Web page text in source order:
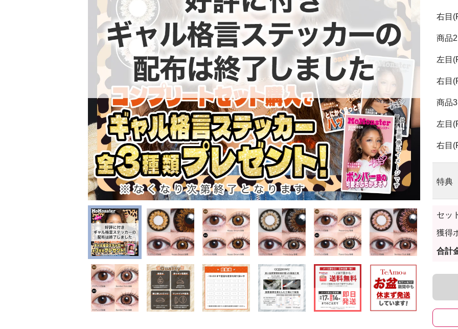
右目
商品2
左目
右目
商品3
左目
右目
特典
セッ
獲得
合計